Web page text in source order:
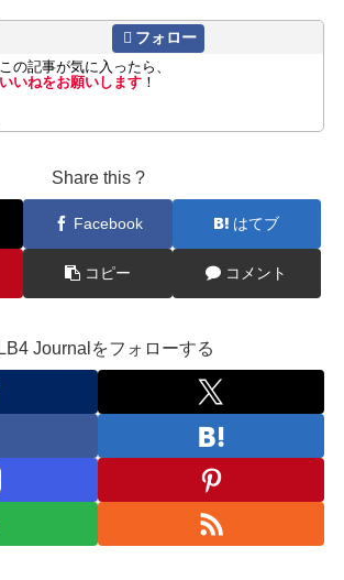
フォロー
この記事が気に入ったら、
いいねをお願いします ！
Share this ?
Facebook はてブ
コピー コメント
Journalをフォローする